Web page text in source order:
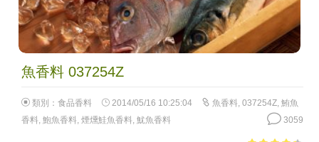
魚香料 037254Z
類別： 食品香料 2014/05/16 10:25:04 魚香料 037254Z, 鮪魚
香料 鮑魚香料 煙燻鮭魚香料 魷魚香料 3059